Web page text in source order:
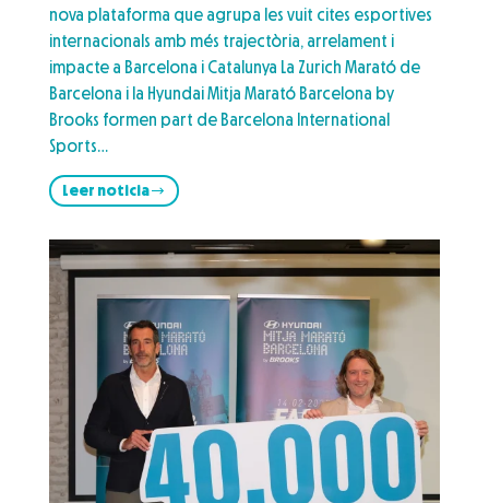
nova plataforma que agrupa les vuit cites esportives
internacionals amb més trajectòria, arrelament i
impacte a Barcelona i Catalunya La Zurich Marató de
Barcelona i la Hyundai Mitja Marató Barcelona by
Brooks formen part de Barcelona International
Sports…
Leer noticia